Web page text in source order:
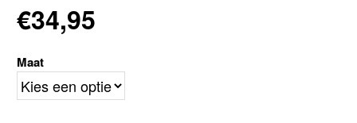
€34,95
Maat